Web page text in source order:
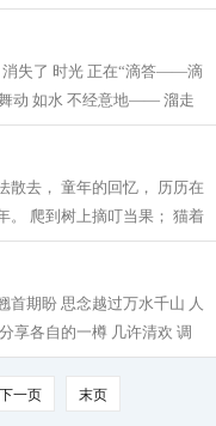
失了 时光 正在“滴答——滴
动 如水 不经意地—— 溜走
散去， 童年的回忆， 历历在
爬到树上摘叮当果； 猫着
首期盼 思念越过万水千山 人
享各自的一樽 几许清欢 调
下一页 末页